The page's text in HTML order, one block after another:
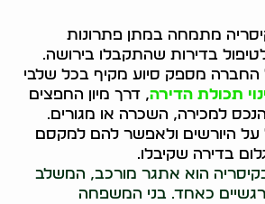
מתמחה במתן פתרונות
לטיפול בדירות שהתקבלו בירושה.
החברה מספק סיוע מקיף בכל שלבי
תכולת הדירה, דרך מיון החפצים
הנכס למכירה, השכרה או מגורים.
היורשים ולאפשר להם למקסם
בדירה שקיבלו.
בקיסריה הוא אתגר מורכב, המשלב
כאחד. בני המשפחה